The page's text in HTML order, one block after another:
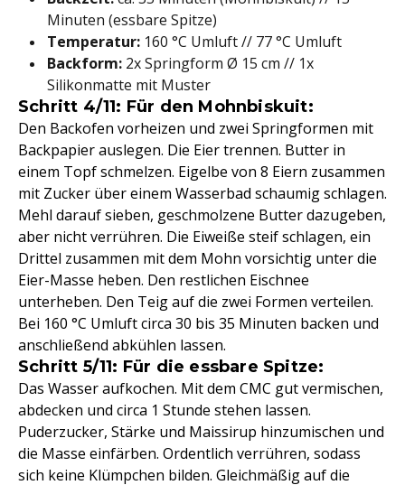
Minuten (essbare Spitze)
Temperatur: 160 °C Umluft // 77 °C Umluft
Backform: 2x Springform Ø 15 cm // 1x
Silikonmatte mit Muster
Schritt 4/11: Für den Mohnbiskuit:
Den Backofen vorheizen und zwei Springformen mit
Backpapier auslegen. Die Eier trennen. Butter in
einem Topf schmelzen. Eigelbe von 8 Eiern zusammen
mit Zucker über einem Wasserbad schaumig schlagen.
Mehl darauf sieben, geschmolzene Butter dazugeben,
aber nicht verrühren. Die Eiweiße steif schlagen, ein
Drittel zusammen mit dem Mohn vorsichtig unter die
Eier-Masse heben. Den restlichen Eischnee
unterheben. Den Teig auf die zwei Formen verteilen.
Bei 160 °C Umluft circa 30 bis 35 Minuten backen und
anschließend abkühlen lassen.
Schritt 5/11: Für die essbare Spitze:
Das Wasser aufkochen. Mit dem CMC gut vermischen,
abdecken und circa 1 Stunde stehen lassen.
Puderzucker, Stärke und Maissirup hinzumischen und
die Masse einfärben. Ordentlich verrühren, sodass
sich keine Klümpchen bilden. Gleichmäßig auf die